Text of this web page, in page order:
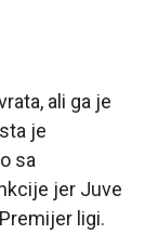
ali ga je
je
sa
jer Juve
ligi.